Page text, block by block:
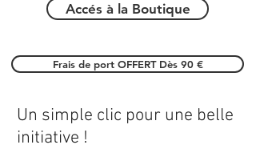
Accés à la Boutique
Frais de port OFFERT Dès 90 €
Un simple clic pour une belle
initiative !